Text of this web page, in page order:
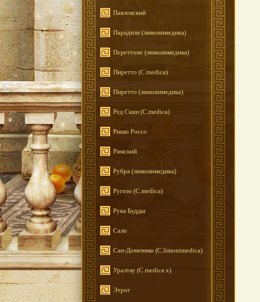
Павловский
Парадизи (лимонимедика)
Переттоне (лимонимедика)
Пиретто (C.medica)
Пиретто (лимонимедика)
Ред Скин (C.medica)
Рикко Россо
Римский
Рубра (лимонимедика)
Ругозо (C.medica)
Рука Будды
Сало
Сан-Доменико (C.limonimedica)
Уралтау (C.medica x)
Этрог